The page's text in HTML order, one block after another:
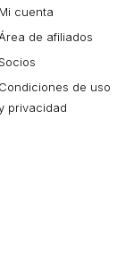
Mi cuenta
de afiliados
Socios
Condiciones de uso
privacidad